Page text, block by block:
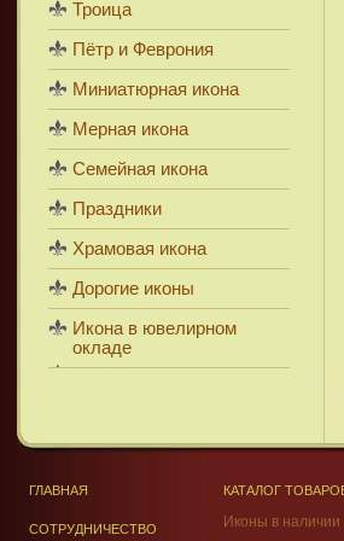
Троица
Пётр и Феврония
Миниатюрная икона
Мерная икона
Семейная икона
Праздники
Храмовая икона
Дорогие иконы
Икона в ювелирном
окладе
ГЛАВНАЯ
СОТРУДНИЧЕСТВО
КАТАЛОГ
Иконы в наличии